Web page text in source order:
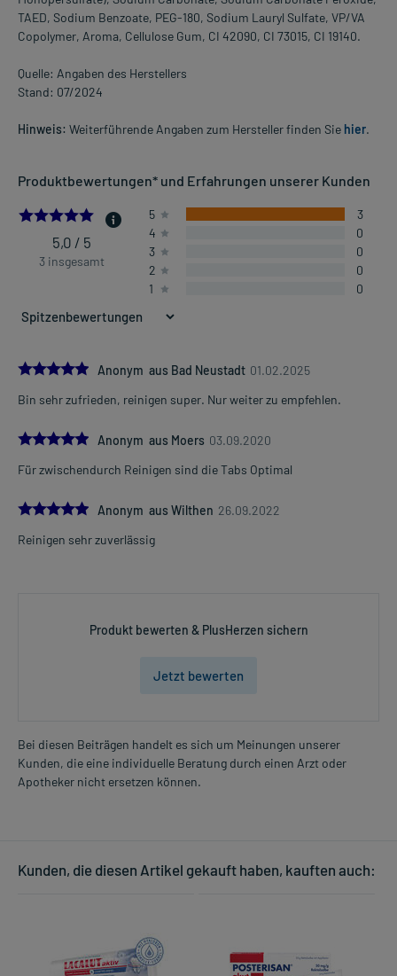
TAED, Sodium Benzoate, PEG-180, Sodium Lauryl Sulfate, VP/VA
Copolymer, Aroma, Cellulose Gum, CI 42090, CI 73015, CI 19140.
Quelle: Angaben des Herstellers
Stand: 07/2024
Hinweis: Weiterführende Angaben zum Hersteller finden Sie hier.
Produktbewertungen* und Erfahrungen unserer Kunden
5.0
5,0 / 5
3 insgesamt
5
3
4
0
3
0
2
0
1
0
5.0Anonym aus Bad Neustadt 01.02.2025
Bin sehr zufrieden, reinigen super. Nur weiter zu empfehlen.
5.0Anonym aus Moers 03.09.2020
Für zwischendurch Reinigen sind die Tabs Optimal
5.0Anonym aus Wilthen 26.09.2022
Reinigen sehr zuverlässig
Produkt bewerten & PlusHerzen sichern
Jetzt bewerten
Bei diesen Beiträgen handelt es sich um Meinungen unserer
Kunden, die eine individuelle Beratung durch einen Arzt oder
Apotheker nicht ersetzen können.
Kunden, die diesen Artikel gekauft haben, kauften auch: